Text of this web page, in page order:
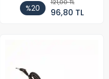
%20
121,00 TL
96,80 TL